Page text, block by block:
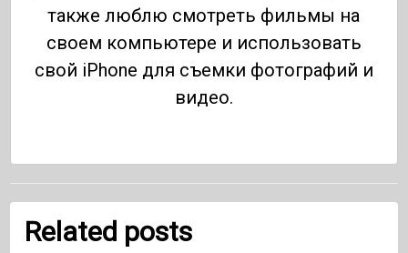
также люблю смотреть фильмы на
своем компьютере и использовать
свой iPhone для съемки фотографий и
видео.
Related posts